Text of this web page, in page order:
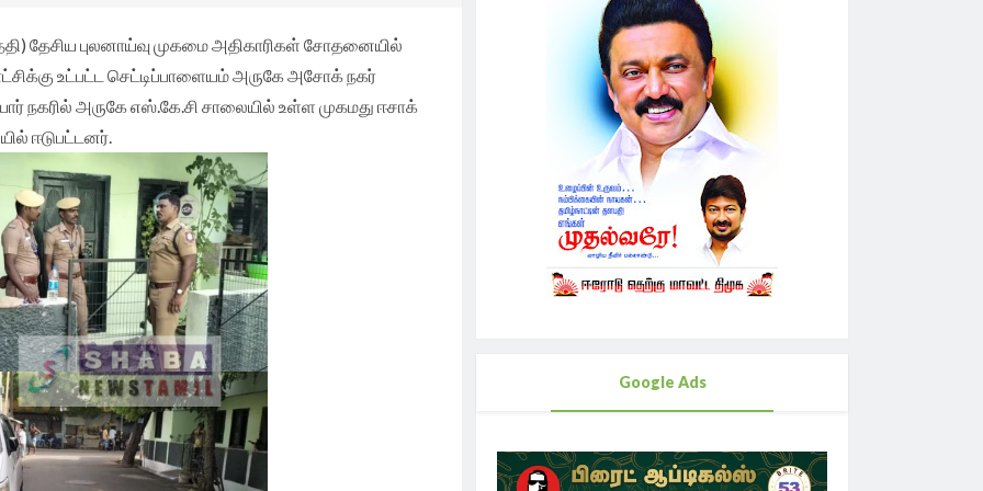
வறண்ட
முறையாக
TVK
தேசிய புலனாய்வு முகமை அதிகாரிகள் சோதனையில்
உட்பட்ட செட்டிப்பாளையம் அருகே அசோக் நகர்
நகரில் அருகே எஸ்.கே.சி சாலையில் உள்ள முகமது ஈசாக்
ஈடுபட்டனர்.
Google Ads